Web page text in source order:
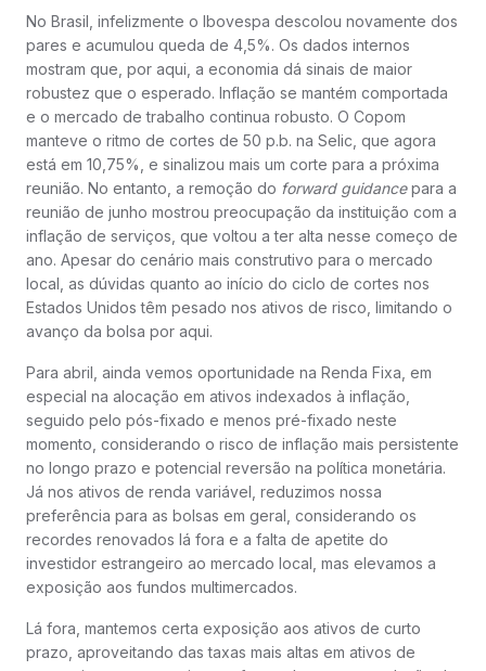
No Brasil, infelizmente o Ibovespa descolou novamente dos
pares e acumulou queda de 4,5%. Os dados internos
mostram que, por aqui, a economia dá sinais de maior
robustez que o esperado. Inflação se mantém comportada
e o mercado de trabalho continua robusto. O Copom
manteve o ritmo de cortes de 50 p.b. na Selic, que agora
está em 10,75%, e sinalizou mais um corte para a próxima
reunião. No entanto, a remoção do forward guidancepara a
reunião de junho mostrou preocupação da instituição com a
inflação de serviços, que voltou a ter alta nesse começo de
ano. Apesar do cenário mais construtivo para o mercado
local, as dúvidas quanto ao início do ciclo de cortes nos
Estados Unidos têm pesado nos ativos de risco, limitando o
avanço da bolsa por aqui.
Para abril, ainda vemos oportunidade na Renda Fixa, em
especial na alocação em ativos indexados à inflação,
seguido pelo pós-fixado e menos pré-fixado neste
momento, considerando o risco de inflação mais persistente
no longo prazo e potencial reversão na política monetária.
Já nos ativos de renda variável, reduzimos nossa
preferência para as bolsas em geral, considerando os
recordes renovados lá fora e a falta de apetite do
investidor estrangeiro ao mercado local, mas elevamos a
exposição aos fundos multimercados.
Lá fora, mantemos certa exposição aos ativos de curto
prazo, aproveitando das taxas mais altas em ativos de